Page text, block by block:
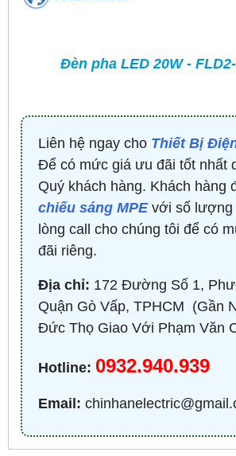
Đèn pha LED 20W -
Liên hệ ngay cho Thiết Bị
Để có mức giá ưu đãi tốt nhất
Quý khách hàng. Khách hàng
chiếu sáng MPEvới số lượng
lòng call cho chúng tôi để có
đãi riêng.
Địa chỉ: 172 Đường Số 1,
Quận Gò Vấp, TPHCM ​ (Gần
Đức Thọ Giao Với Phạm Văn
Hotline: 0932.940.939
Email: